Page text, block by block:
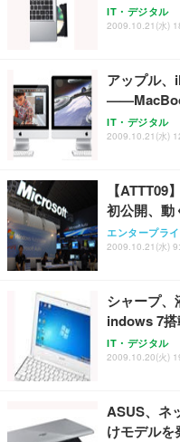
IT・デジタル
2009.10.21(水)
アップル
IT・デジタル
2009.10.21(水)
【
初公開、動
エンタープラ
2009.10.21(水)
シャープ
indows 7
IT・デジタル
2009.10.20(火)
ASUS、ネ
けモデルを